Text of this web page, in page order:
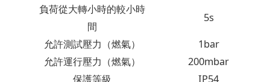
負荷從大轉小時的較小時
間
5s
允許測試壓力（燃氣）
1bar
允許運行壓力（燃氣）
200mbar
保護等級
IP54